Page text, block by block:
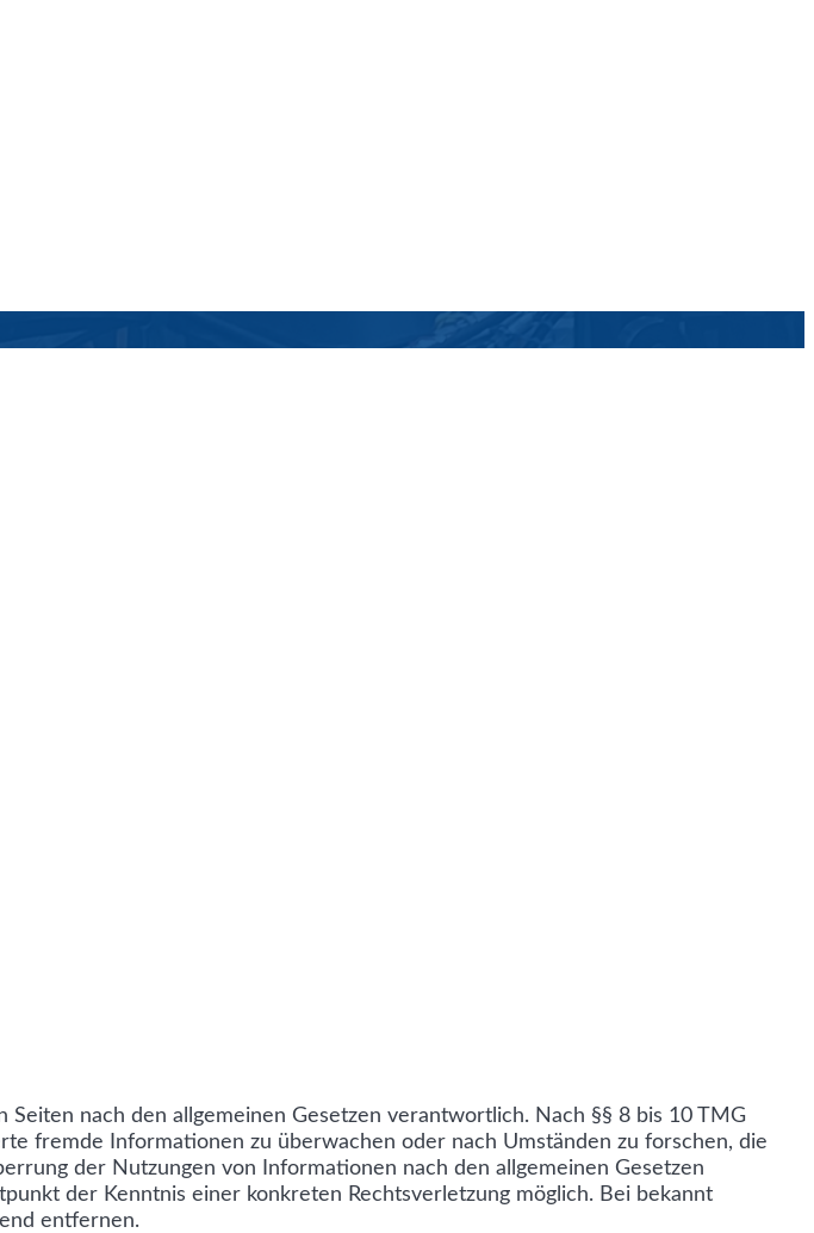
nach den allgemeinen Gesetzen verantwortlich. Nach §§ 8 bis 10 TMG
fremde Informationen zu überwachen oder nach Umständen zu forschen, die
der Nutzungen von Informationen nach den allgemeinen Gesetzen
der Kenntnis einer konkreten Rechtsverletzung möglich. Bei bekannt
entfernen.